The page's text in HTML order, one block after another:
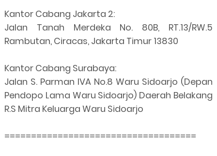
Kantor Cabang Jakarta 2:
Jalan Tanah Merdeka No. 80B, RT.13/RW.5
Rambutan, Ciracas, Jakarta Timur 13830
Kantor Cabang Surabaya:
Jalan S. Parman IVA No.8 Waru Sidoarjo (Depan
Pendopo Lama Waru Sidoarjo) Daerah Belakang
R.S Mitra Keluarga Waru Sidoarjo
====================================